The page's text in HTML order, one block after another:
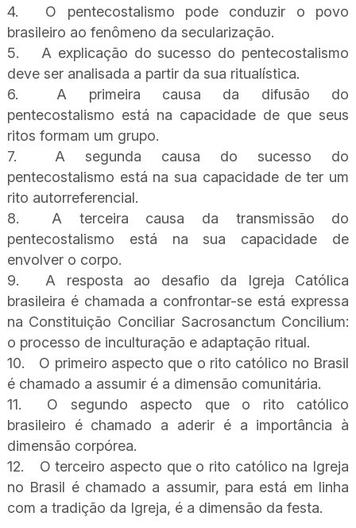
4.
O pentecostalismo pode conduzir o povo
brasileiro ao fenômeno da secularização.
5.
A explicação do sucesso do pentecostalismo
deve ser analisada a partir da sua ritualística.
6.
A primeira causa da difusão do
pentecostalismo está na capacidade de que seus
ritos formam um grupo.
7.
A segunda causa do sucesso do
pentecostalismo está na sua capacidade de ter um
rito autorreferencial.
8.
A terceira causa da transmissão do
pentecostalismo está na sua capacidade de
envolver o corpo.
9.
A resposta ao desafio da Igreja Católica
brasileira é chamada a confrontar-se está expressa
na Constituição Conciliar Sacrosanctum Concilium:
o processo de inculturação e adaptação ritual.
10.
O primeiro aspecto que o rito católico no Brasil
é chamado a assumir é a dimensão comunitária.
11.
O segundo aspecto que o rito católico
brasileiro é chamado a aderir é a importância à
dimensão corpórea.
12.
O terceiro aspecto que o rito católico na Igreja
no Brasil é chamado a assumir, para está em linha
com a tradição da Igreja, é a dimensão da festa.